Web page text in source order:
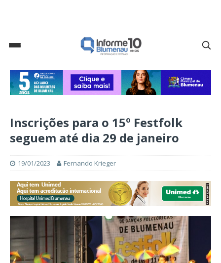
Inscrições para o 15º Festfolk
seguem até dia 29 de janeiro
19/01/2023 Fernando Krieger